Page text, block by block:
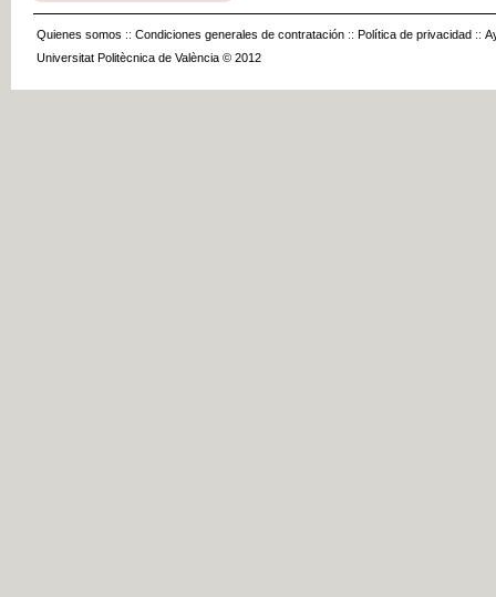
Quienes somos :: Condiciones generales de contratación :: Política de privacidad ::
Universitat Politècnica de València © 2012